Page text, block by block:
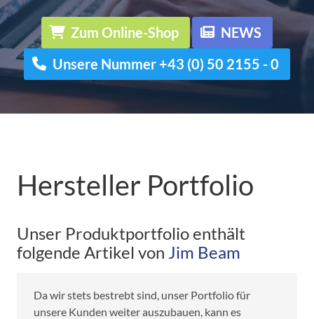
Zum Online-Shop
NEWS
Unsere Nummer +43 (0) 50 2155 - 0
Hersteller Portfolio
Unser Produktportfolio enthält
folgende Artikel von Jim Beam
Da wir stets bestrebt sind, unser Portfolio für
unsere Kunden weiter auszubauen, kann es